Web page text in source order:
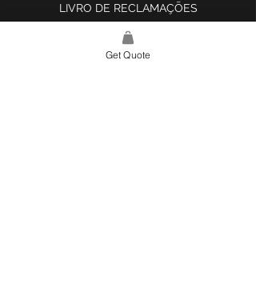
LIVRO DE RECLAMAÇÕES
Get Quote